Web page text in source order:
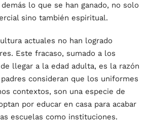
lo que se han ganado, no solo
sino también espiritual.
actuales no han logrado
Este fracaso, sumado a los
llegar a la edad adulta, es la razón
consideran que los uniformes
contextos, son una especie de
por educar en casa para acabar
escuelas como instituciones.